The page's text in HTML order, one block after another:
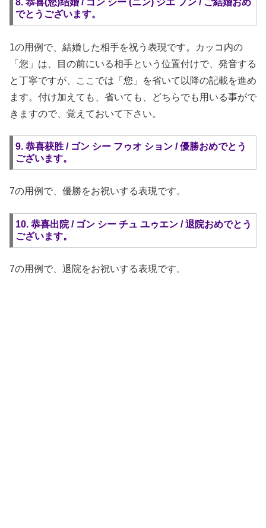
8. 恭喜(您)结婚 / ゴン シー (ニン) ジエ フン / ご結婚おめ
でとうございます。
1の用例で、結婚した相手を祝う表現です。カッコ内の
「您」は、目の前にいる相手という位置付けで、発音する
と丁寧ですが、ここでは「您」を省いて以降の記載を進め
ます。付け加えても、省いても、どちらでも用いる事がで
きますので、覚えておいて下さい。
9. 恭喜获胜 / ゴン シー フゥオ ション / 優勝おめでとう
ございます。
7の用例で、優勝をお祝いする表現です。
10. 恭喜出院 / ゴン シー チュ ユゥエン / 退院おめでとう
ございます。
7の用例で、退院をお祝いする表現です。